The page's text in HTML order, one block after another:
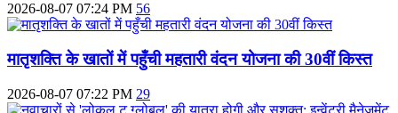
2026-08-07 07:24 PM 56
मातृशक्ति के खातों में पहुँची महतारी वंदन योजना की 30वीं किस्त
2026-08-07 07:22 PM 29